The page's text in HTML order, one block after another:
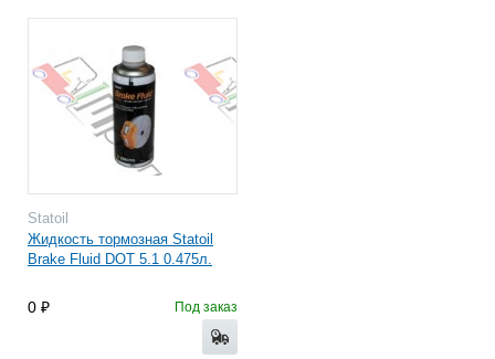
Statoil
Жидкость тормозная Statoil
Brake Fluid DOT 5.1 0.475л.
0 Под заказ